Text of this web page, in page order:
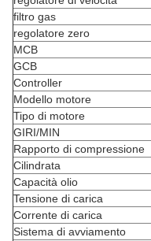
filtro gas
regolatore zero
MCB
GCB
Controller
Modello motore
Tipo di motore
GIRI/MIN
Rapporto di compressione
Cilindrata
Capacità olio
Tensione di carica
Corrente di carica
Sistema di avviamento